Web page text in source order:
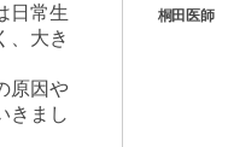
日常生
、大き
原因や
きまし